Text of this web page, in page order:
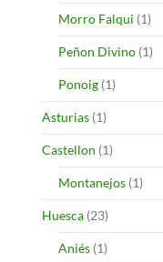
Morro Falqui (1)
Peñon Divino (1)
Ponoig (1)
Asturias (1)
Castellon (1)
Montanejos (1)
Huesca (23)
Aniés (1)